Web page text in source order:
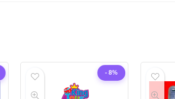
- 8%